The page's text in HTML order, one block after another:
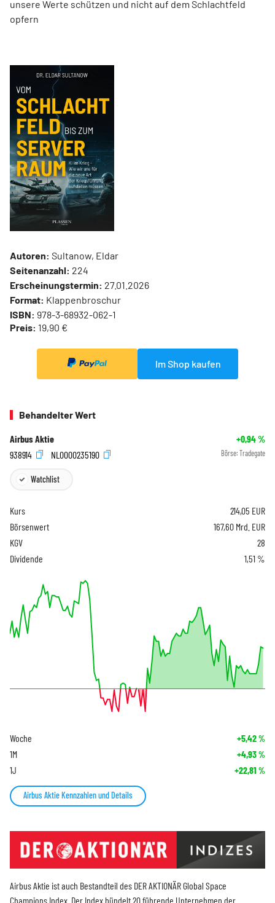
unsere Werte schützen und nicht auf dem Schlachtfeld
opfern
Autoren: Sultanow, Eldar
Seitenanzahl: 224
Erscheinungstermin: 27.01.2026
Format: Klappenbroschur
ISBN: 978-3-68932-062-1
Preis: 19,90 €
Im Shop kaufen
Behandelter Wert
Airbus Aktie +0,94%
938914
NL0000235190 Börse: Tradegate
Watchlist
Kurs 214,05 EUR
Börsenwert
167,60 Mrd. EUR
KGV
28
Dividende
1,51 %
Woche +5,42%
1M +4,93%
1J +22,81 %
Airbus Aktie Kennzahlen und Details
Airbus Aktie ist auch Bestandteil des DER AKTIONÄR Global Space
Champions Index. Der Index bündelt 20 führende Unternehmen der